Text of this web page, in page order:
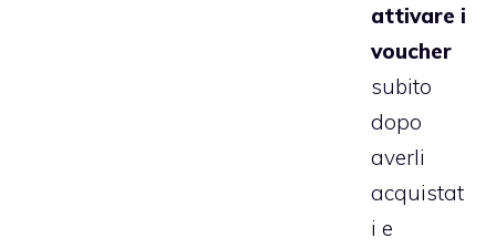
attivare i
voucher
subito
dopo
averli
acquistat
i e